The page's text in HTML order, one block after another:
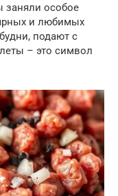
заняли особое
и любимых
подают с
– это символ